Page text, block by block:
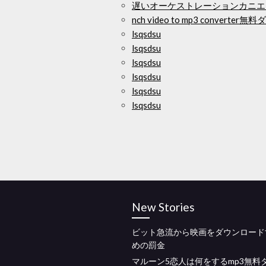
遅いオーケストレーションカニ
nch video to mp3 converter無料
lsqsdsu
lsqsdsu
lsqsdsu
lsqsdsu
lsqsdsu
lsqsdsu
New Stories
ビット急流から映画をダウンロー
めの罰金
マルーン5恋人は何をするmp3無料